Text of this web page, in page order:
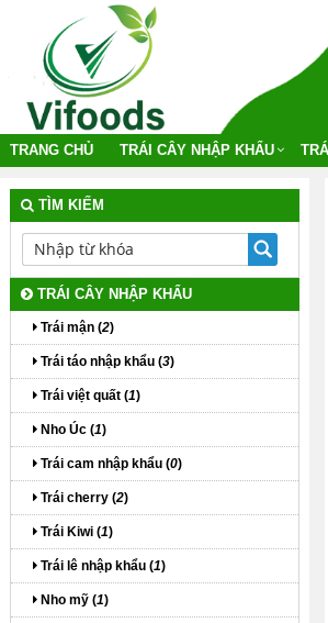
TRANG CHỦ TRÁI CÂY NHẬP KHẨU
TÌM KIẾM
TRÁI CÂY NHẬP KHẨU
Trái mận (2)
Trái táo nhập khẩu (3)
Trái việt quất (1)
Nho Úc (1)
Trái cam nhập khẩu (0)
Trái cherry (2)
Trái Kiwi (1)
Trái lê nhập khẩu (1)
Nho mỹ (1)